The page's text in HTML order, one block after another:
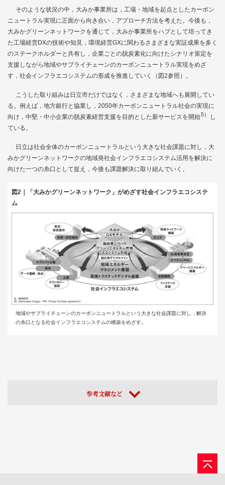
そのような状況の中，大みか事業所は，工場・地域を起点としたカーボン
ニュートラル実現に正面から向き合い，アプローチ方法を考えた。今後も，
大みかグリーンネットワークを通じて，大みか事業所をハブとして培ってき
た工場経営DXの技術や知見，環境経営GXに関わるさまざまな実証成果を多く
のステークホルダーと共有し，企業ごとの脱炭素化に向けたシナリオ策定を
支援しながら地域やサプライチェーンのカーボンニュートラル実現をめざ
す，社会インフラエコシステムの形成を推進していく（ 図2参照）。
こうした取り組みは日立市だけではなく，さまざまな地域へも展開してい
る。例えば，地方銀行と協業し，2050年カーボンニュートラル社会の実現に
向け，中堅・中小企業の脱炭素経営支援を目的とした新サービスを開始5）
し
ている。
日立は社会全体のカーボンニュートラルという大きな社会課題に対し，大
みかグリーンネットワークの地域発社会インフラエコシステム活用を解決に
向けた一つの糸口として捉え，今後も課題解決に取り組んでいく。
図2｜「大みかグリーンネットワーク」がめざす社会インフラエコシステ
ム
地域やサプライチェーンのカーボンニュートラルという大きな社会課題に対し，解決
の糸口となる社会インフラエコシステムの構築をめざす。
参考文献など